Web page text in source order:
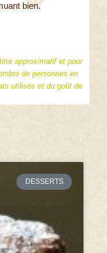
bien.
approximatif et pour
de personnes en
utilisés et du goût de
DESSERTS